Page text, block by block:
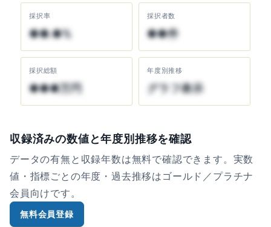
採択率
●●.●%
採択者数
●●件
採択総額
●●●万円
年度別推移
グラフ表示
収録済みの数値と年度別推移を確認
データの有無と収録年数は無料で確認できます。実数
値・指標ごとの年度・過去推移はゴールド／プラチナ
会員向けです。
無料会員登録